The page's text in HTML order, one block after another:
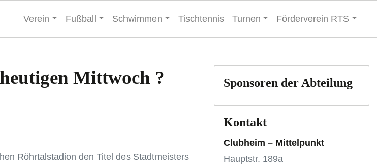
Verein Fußball Schwimmen Tischtennis Turnen Förderverein RTS
Mittwoch ?
Röhrtalstadion den Titel des Stadtmeisters
Sponsoren der Abteilung
Kontakt
Clubheim – Mittelpunkt
Hauptstr. 189a